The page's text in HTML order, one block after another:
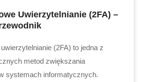
Uwierzytelnianie (2FA) –
(2FA) to jedna z
metod zwiększania
systemach informatycznych.